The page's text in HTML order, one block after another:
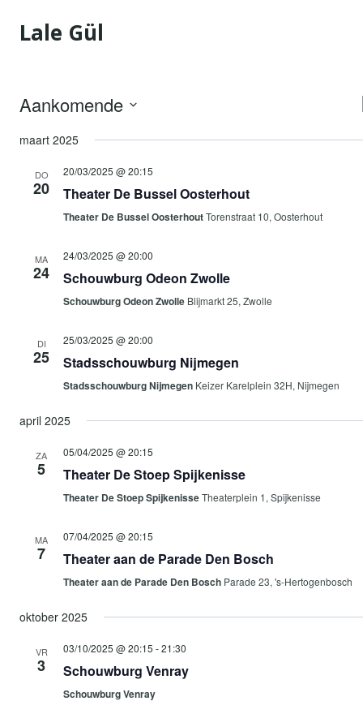
naarLale Gül
Aankomende
een
maart 2025
DO
20
20/03/2025 @ 20:15
Theater De Bussel Oosterhout
Theater De Bussel OosterhoutTorenstraat 10, Oosterhout
MA
24
24/03/2025 @ 20:00
Schouwburg Odeon Zwolle
Schouwburg Odeon Zwolle Blijmarkt 25, Zwolle
DI
25
25/03/2025 @ 20:00
Stadsschouwburg Nijmegen
Stadsschouwburg Nijmegen Keizer Karelplein 32H, Nijmegen
april 2025
ZA
5
05/04/2025 @ 20:15
Theater De Stoep Spijkenisse
Theater De Stoep SpijkenisseTheaterplein 1, Spijkenisse
MA
7
07/04/2025 @ 20:15
Theater aan de Parade Den Bosch
Theater aan de Parade Den Bosch Parade 23, 's-Hertogenbosch
oktober 2025
VR
3
03/10/2025 @ 20:15 -21:30
Schouwburg Venray
Schouwburg Venray